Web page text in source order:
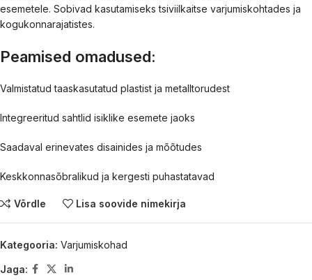
esemetele. Sobivad kasutamiseks tsiviilkaitse varjumiskohtades ja
kogukonnarajatistes.
Peamised omadused:
Valmistatud taaskasutatud plastist ja metalltorudest
Integreeritud sahtlid isiklike esemete jaoks
Saadaval erinevates disainides ja mõõtudes
Keskkonnasõbralikud ja kergesti puhastatavad
Võrdle Lisa soovide nimekirja
Kategooria: Varjumiskohad
Jaga: